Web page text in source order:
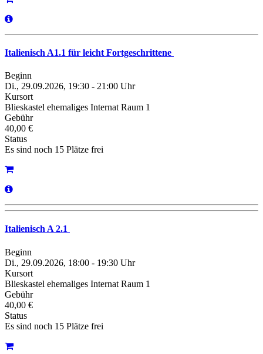
Italienisch A1.1 für leicht Fortgeschrittene
Beginn
Di., 29.09.2026, 19:30 - 21:00 Uhr
Kursort
Blieskastel ehemaliges Internat Raum 1
Gebühr
40,00 €
Status
Es sind noch 15 Plätze frei
Italienisch A 2.1
Beginn
Di., 29.09.2026, 18:00 - 19:30 Uhr
Kursort
Blieskastel ehemaliges Internat Raum 1
Gebühr
40,00 €
Status
Es sind noch 15 Plätze frei